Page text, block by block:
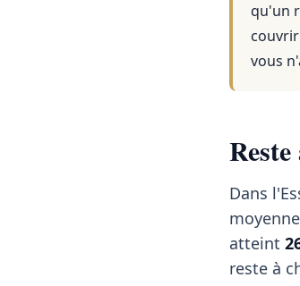
qu'un
vous
Dans
atteint
reste à